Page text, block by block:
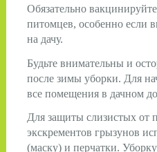
Обязательно
питомцев, особенно если
на дачу.
Будьте внимательны и
после зимы уборки. Для
все помещения в дачном
Для защиты слизистых от
экскрементов грызунов
(маску) и перчатки.